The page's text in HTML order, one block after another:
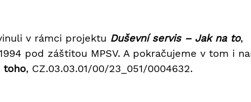
v rámci projektu Duševní servis – Jak na to,
pod záštitou MPSV. A pokračujeme v tom i
toho, CZ.03.03.01/00/23_051/0004632.